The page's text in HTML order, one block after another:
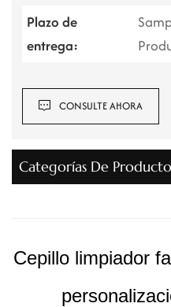
Plazo de
entrega:
CONSULTE AHORA
Categorías De
Cepillo limpiador